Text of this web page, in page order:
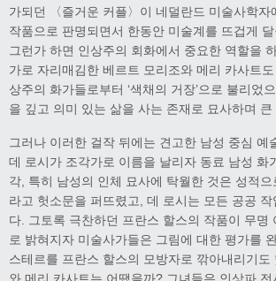
가되던 〈즐거운 커플〉이 네덜란드 미술사학자
작품으로 판명되면서 한동안 미술계를 뜨겁게 달
그런가 하면 인상주의 회화에서 중요한 역할을
가로 자리매김한 베르트 모리조와 메리 카사트
상주의 화가들로부터 ‘색채의 거장’으로 불리었
을 깊고 의미 있는 삶을 사는 존재로 묘사하며 큰
그러나 이러한 걸작 뒤에는 견고한 남성 중심 예
데 로시가 조각가로 이름을 날리자 동료 남성 화
각, 특히 남성의 인체 묘사에 탁월한 것은 성적으
라고 헛소문을 퍼뜨렸고, 데 로시는 모든 공공
다. 그토록 극찬하던 프란스 할스의 작품이 무명
로 밝혀지자 미술사가들은 그림에 대한 평가를
스테르를 프란스 할스의 모방자로 깎아내리기도